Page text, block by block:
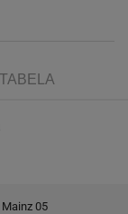
TABELA
Mainz 05